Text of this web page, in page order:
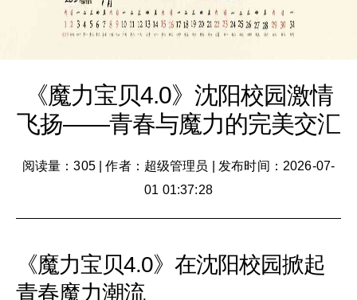
《魔力宝贝4.0》沈阳校园激情
飞扬——青春与魔力的完美交汇
阅读量：305|作者：超级管理员
发布时间：2026-07-
01 01:37:28
《魔力宝贝4.0》在沈阳校园掀起
青春魔力潮流